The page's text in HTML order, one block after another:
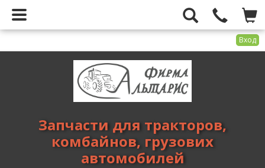
Вход
тракторов,
комбайнов,
Запчасти для тракторов,
комбайнов, грузових
автомобилей